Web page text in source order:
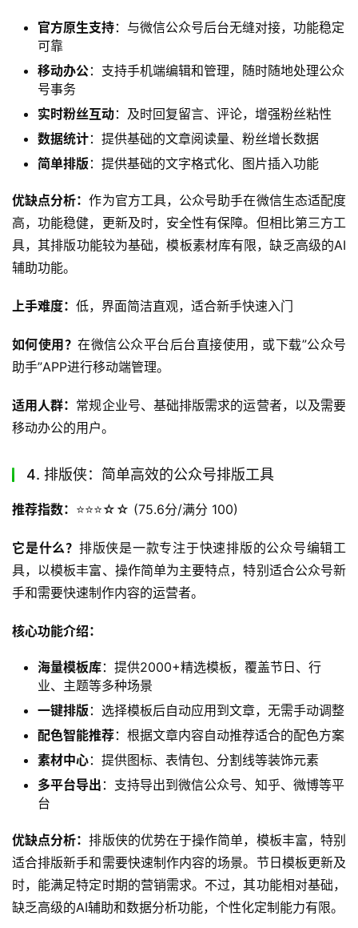
官方原生支持：与微信公众号后台无缝对接，功能稳定
可靠
移动办公：支持手机端编辑和管理，随时随地处理公众
号事务
实时粉丝互动：及时回复留言、评论，增强粉丝粘性
数据统计：提供基础的文章阅读量、粉丝增长数据
简单排版：提供基础的文字格式化、图片插入功能
优缺点分析：作为官方工具，公众号助手在微信生态适配度
高，功能稳健，更新及时，安全性有保障。但相比第三方工
具，其排版功能较为基础，模板素材库有限，缺乏高级的AI
辅助功能。
上手难度： 低，界面简洁直观，适合新手快速入门
如何使用？在微信公众平台后台直接使用，或下载”公众号
助手”APP进行移动端管理。
适用人群： 常规企业号、基础排版需求的运营者，以及需要
移动办公的用户。
4. 排版侠：简单高效的公众号排版工具
推荐指数： ⭐️⭐️⭐️☆☆ (75.6分/满分 100)
它是什么？ 排版侠是一款专注于快速排版的公众号编辑工
具，以模板丰富、操作简单为主要特点，特别适合公众号新
手和需要快速制作内容的运营者。
核心功能介绍：
海量模板库：提供2000+精选模板，覆盖节日、行
业、主题等多种场景
一键排版：选择模板后自动应用到文章，无需手动调整
配色智能推荐：根据文章内容自动推荐适合的配色方案
素材中心：提供图标、表情包、分割线等装饰元素
多平台导出 ：支持导出到微信公众号、知乎、微博等平
台
优缺点分析：排版侠的优势在于操作简单，模板丰富，特别
适合排版新手和需要快速制作内容的场景。节日模板更新及
时，能满足特定时期的营销需求。不过，其功能相对基础，
缺乏高级的AI辅助和数据分析功能，个性化定制能力有限。